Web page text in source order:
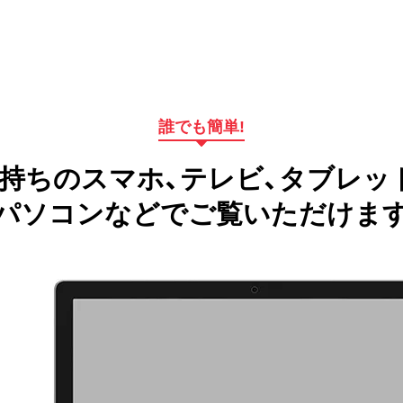
誰でも簡単!
ちのスマホ、テレビ、タブレッ
ソコンなどでご覧いただけま